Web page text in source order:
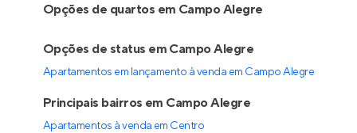
Opções de quartos em Campo Alegre
Opções de status em Campo Alegre
Apartamentos em lançamento à venda em Campo Alegre
Principais bairros em Campo Alegre
Apartamentos à venda em Centro